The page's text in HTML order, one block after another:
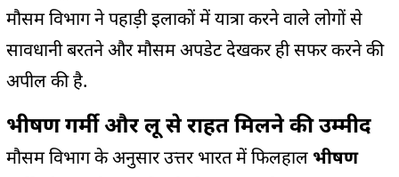
मौसम विभाग ने पहाड़ी इलाकों में यात्रा करने वाले लोगों से
सावधानी बरतने और मौसम अपडेट देखकर ही सफर करने की
अपील की है.
भीषण गर्मी और लू से राहत मिलने की उम्मीद
मौसम विभाग के अनुसार उत्तर भारत में फिलहाल भीषण